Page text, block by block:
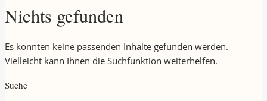
Nichts gefunden
Es konnten keine passenden Inhalte gefunden werden.
Vielleicht kann Ihnen die Suchfunktion weiterhelfen.
Suche